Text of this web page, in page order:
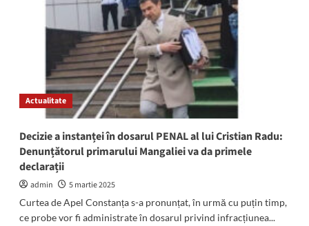
ochii,
din
nou,
cu
Vlad
Pascu:
dosarului
2
Mai
se
la
Curtea
Actualitate
Decizie a instanței în dosarul PENAL al lui Cristian Radu:
Denunțătorul primarului Mangaliei va da primele
declarații
admin
5 martie 2025
Curtea de Apel Constanța s-a pronunțat, în urmă cu puțin timp,
ce probe vor fi administrate în dosarul privind infracțiunea...